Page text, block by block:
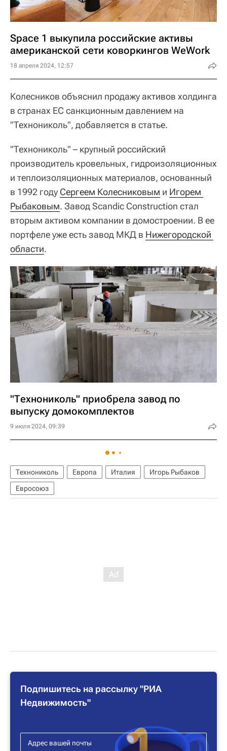
Space 1 выкупила российские активы
американской сети коворкингов WeWork
18 апреля 2024, 12:57
Колесников объяснил продажу активов холдинга
в странах ЕС санкционным давлением на
"Технониколь", добавляется в статье.
"Технониколь" – крупный российский
производитель кровельных, гидроизоляционных
и теплоизоляционных материалов, основанный
в 1992 году Сергеем Колесниковым и Игорем
Рыбаковым. Завод Scandic Construction стал
вторым активом компании в домостроении. В ее
портфеле уже есть завод МКД в Нижегородской
области.
"Технониколь" приобрела завод по
выпуску домокомплектов
9 июля 2024, 09:39
Технониколь Европа Италия
Игорь Рыбаков
Евросоюз
Подпишитесь на рассылку "РИА
Недвижимость"